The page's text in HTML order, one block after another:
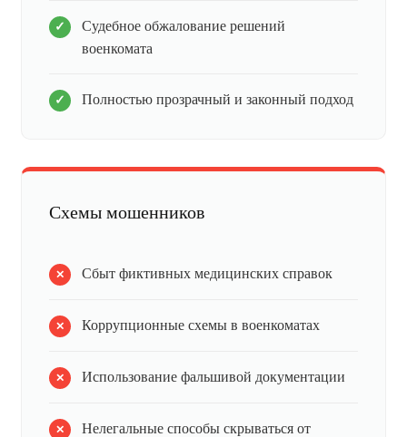
Судебное обжалование решений
военкомата
Полностью прозрачный и законный подход
Схемы мошенников
Сбыт фиктивных медицинских справок
Коррупционные схемы в военкоматах
Использование фальшивой документации
Нелегальные способы скрываться от